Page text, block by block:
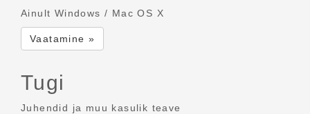
Ainult Windows / Mac OS X
Vaatamine »
Tugi
Juhendid ja muu kasulik teave